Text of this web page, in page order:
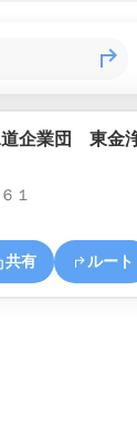
道企業団 東金
１
共有 ルート